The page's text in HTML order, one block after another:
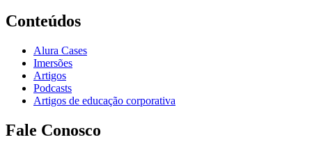
Conteúdos
Alura Cases
Imersões
Artigos
Podcasts
Artigos de educação corporativa
Fale Conosco